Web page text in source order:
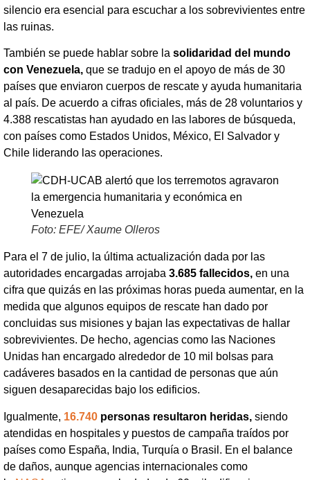
silencio era esencial para escuchar a los sobrevivientes entre
las ruinas.
También se puede hablar sobre la solidaridad del mundo
con Venezuela, que se tradujo en el apoyo de más de 30
países que enviaron cuerpos de rescate y ayuda humanitaria
al país. De acuerdo a cifras oficiales, más de 28 voluntarios y
4.388 rescatistas han ayudado en las labores de búsqueda,
con países como Estados Unidos, México, El Salvador y
Chile liderando las operaciones.
Foto: EFE/ Xaume Olleros
Para el 7 de julio, la última actualización dada por las
autoridades encargadas arrojaba 3.685 fallecidos, en una
cifra que quizás en las próximas horas pueda aumentar, en la
medida que algunos equipos de rescate han dado por
concluidas sus misiones y bajan las expectativas de hallar
sobrevivientes. De hecho, agencias como las Naciones
Unidas han encargado alrededor de 10 mil bolsas para
cadáveres basados en la cantidad de personas que aún
siguen desaparecidas bajo los edificios.
Igualmente, 16.740 personas resultaron heridas, siendo
atendidas en hospitales y puestos de campaña traídos por
países como España, India, Turquía o Brasil. En el balance
de daños, aunque agencias internacionales como